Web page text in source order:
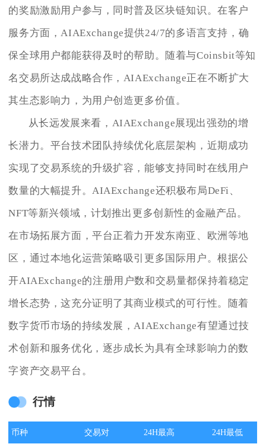
的奖励激励用户参与，同时普及区块链知识。在客户
服务方面，AIAExchange提供24/7的多语言支持，确
保全球用户都能获得及时的帮助。随着与Coinsbit等知
名交易所达成战略合作，AIAExchange正在不断扩大
其生态影响力，为用户创造更多价值。
从长远发展来看，AIAExchange展现出强劲的增
长潜力。平台技术团队持续优化底层架构，近期成功
实现了交易系统的升级扩容，能够支持同时在线用户
数量的大幅提升。AIAExchange还积极布局DeFi、
NFT等新兴领域，计划推出更多创新性的金融产品。
在市场拓展方面，平台正着力开发东南亚、欧洲等地
区，通过本地化运营策略吸引更多国际用户。根据公
开AIAExchange的注册用户数和交易量都保持着稳定
增长态势，这充分证明了其商业模式的可行性。随着
数字货币市场的持续发展，AIAExchange有望通过技
术创新和服务优化，逐步成长为具有全球影响力的数
字资产交易平台。
行情
币种 交易对 24H最高 24H最低